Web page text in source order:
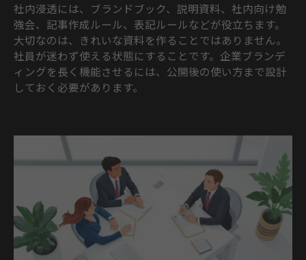
社内浸透には、ブランドブック、説明資料、社内向け勉
強会、記事作成ルール、表記ルールなどが役立ちます。
大切なのは、きれいな資料を作ることではありません。
社員が迷わず使える状態にすることです。企業ブランデ
ィングを長く機能させるには、公開後の使い方まで設計
しておく必要があります。